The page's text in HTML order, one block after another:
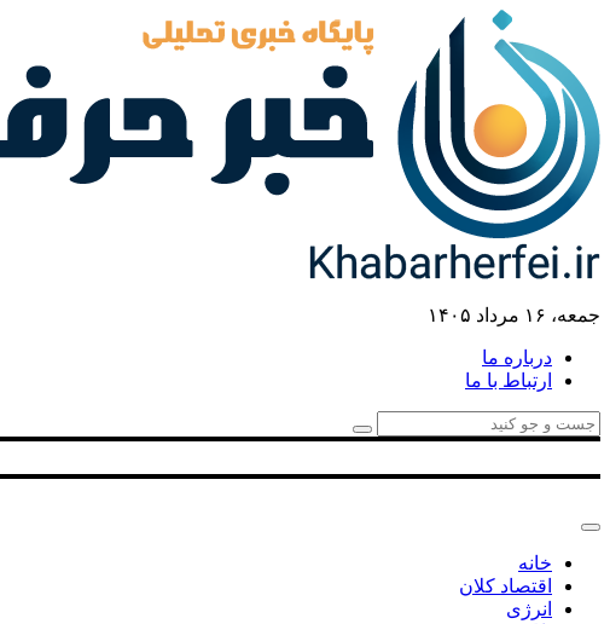
جمعه، ۱۶ مرداد ۱۴۰۵
درباره ما
ارتباط با ما
خانه
اقتصاد کلان
انرژی